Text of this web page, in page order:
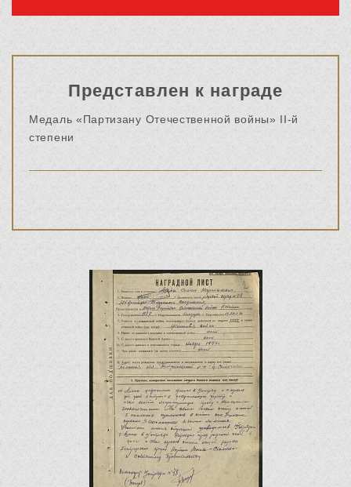
Представлен к награде
Медаль «Партизану Отечественной войны» II-й
степени